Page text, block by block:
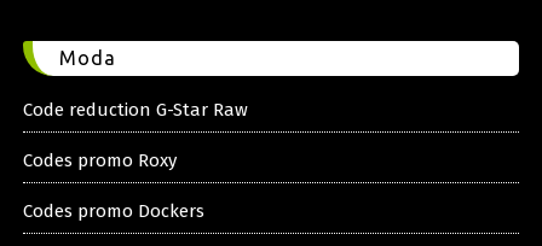
Moda
Code reduction G-Star Raw
Codes promo Roxy
Codes promo Dockers